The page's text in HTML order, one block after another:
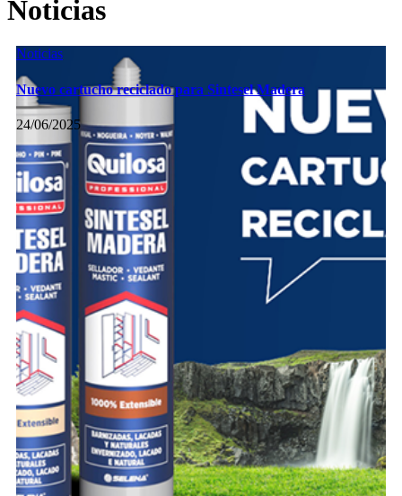
Noticias
Noticias
Nuevo cartucho reciclado para Sintesel Madera
24/06/2025